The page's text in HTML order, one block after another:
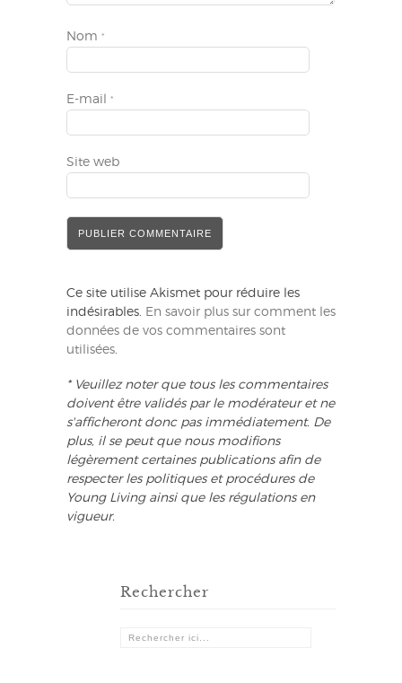
Nom *
E-mail *
Site web
Ce site utilise Akismet pour réduire les
indésirables. En savoir plus sur comment les
données de vos commentaires sont
utilisées.
* Veuillez noter que tous les commentaires
doivent être validés par le modérateur et ne
s'afficheront donc pas immédiatement. De
plus, il se peut que nous modifions
légèrement certaines publications afin de
respecter les politiques et procédures de
Young Living ainsi que les régulations en
vigueur.
Rechercher